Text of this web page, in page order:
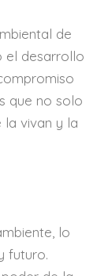
de
el desarrollo
que no solo
la vivan y la
lo
futuro.